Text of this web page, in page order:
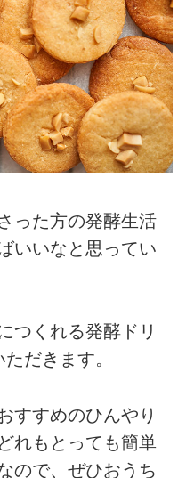
った方の発酵生活
いいなと思ってい
つくれる発酵ドリ
だきます。
すすめのひんやり
れもとっても簡単
ので、ぜひおうち